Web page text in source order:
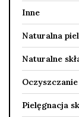
Inne
Naturalna
Naturalne
Pielęgnacja